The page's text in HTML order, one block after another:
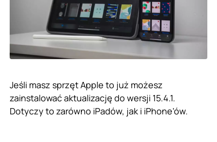
Jeśli masz sprzęt Apple to już możesz
zainstalować aktualizację do wersji 15.4.1.
Dotyczy to zarówno iPadów, jak i iPhone’ów.